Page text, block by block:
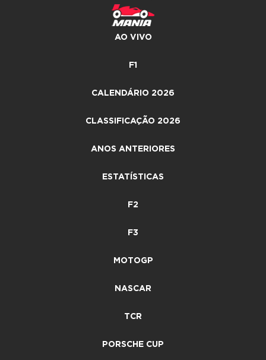
AO VIVO
F1
CALENDÁRIO 2026
CLASSIFICAÇÃO 2026
ANOS ANTERIORES
ESTATÍSTICAS
F2
F3
MOTOGP
NASCAR
TCR
PORSCHE CUP